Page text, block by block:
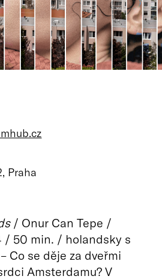
Praha
/ Onur Can Tepe /
/ 50 min. / holandsky s
Co se děje za dveřmi
Amsterdamu? V